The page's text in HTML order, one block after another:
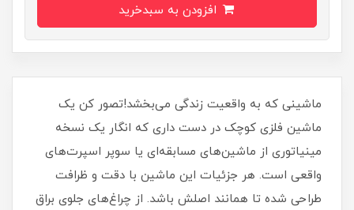
ماشینی که به واقعیت زندگی می‌بخشد!تصور کن یک
ماشین فلزی کوچک در دست داری که انگار یک نسخه
مینیاتوری از ماشین‌های مسابقه‌ای یا سوپر اسپرت‌های
واقعی است. هر جزئیات این ماشین با دقت و ظرافت
طراحی شده تا همانند اصلش باشد. از چراغ‌های جلوی براق